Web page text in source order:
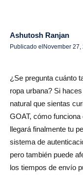
2. Tiempo de
Pedidos
Pedidos no
¿Cuánto tiempo
internacionales?
Tiempos de envío
Ashutosh Ranjan
Publicado el November 27,
¿Se pregunta cuánto
ropa urbana? Si
natural que sientas
GOAT, cómo
llegará finalmente tu
sistema de
pero también puede
los tiempos de envío